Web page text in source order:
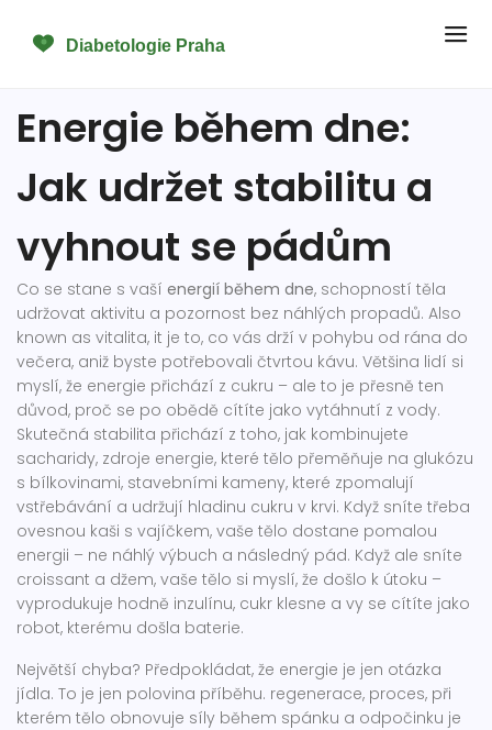
Energie během dne:
Jak udržet stabilitu a
vyhnout se pádům
Co se stane s vaší energií během dne, schopností těla
udržovat aktivitu a pozornost bez náhlých propadů. Also
known as vitalita, it je to, co vás drží v pohybu od rána do
večera, aniž byste potřebovali čtvrtou kávu. Většina lidí si
myslí, že energie přichází z cukru – ale to je přesně ten
důvod, proč se po obědě cítíte jako vytáhnutí z vody.
Skutečná stabilita přichází z toho, jak kombinujete
sacharidy, zdroje energie, které tělo přeměňuje na glukózu
s bílkovinami, stavebními kameny, které zpomalují
vstřebávání a udržují hladinu cukru v krvi. Když sníte třeba
ovesnou kaši s vajíčkem, vaše tělo dostane pomalou
energii – ne náhlý výbuch a následný pád. Když ale sníte
croissant a džem, vaše tělo si myslí, že došlo k útoku –
vyprodukuje hodně inzulínu, cukr klesne a vy se cítíte jako
robot, kterému došla baterie.
Největší chyba? Předpokládat, že energie je jen otázka
jídla. To je jen polovina příběhu. regenerace, proces, při
kterém tělo obnovuje síly během spánku a odpočinku je